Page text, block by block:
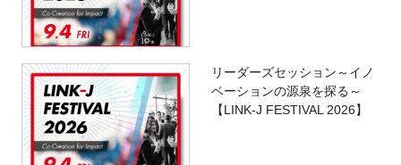
リーダーズセッション～イノ
ベーションの源泉を探る～
【LINK-J FESTIVAL 2026】